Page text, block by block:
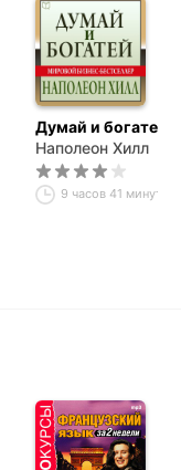
Думай и богатей
Наполеон Хилл
9 часов 41 минута